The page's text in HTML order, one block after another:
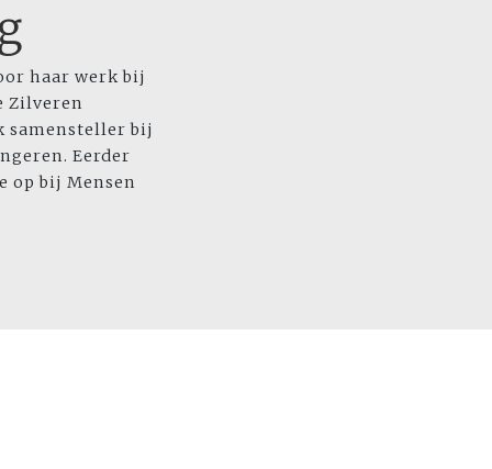
haar werk bij
Zilveren
samensteller bij
Eerder
op bij Mensen